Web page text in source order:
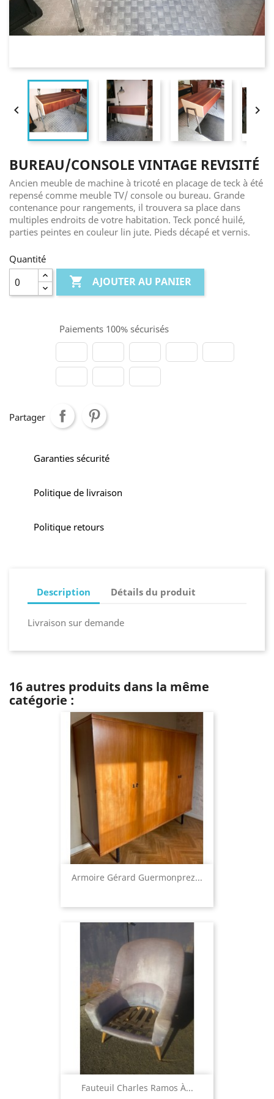
 
BUREAU/CONSOLE VINTAGE REVISITÉ
Ancien meuble de machine à tricoté en placage de teck à été
repensé comme meuble TV/ console ou bureau. Grande
contenance pour rangements, il trouvera sa place dans
multiples endroits de votre habitation. Teck poncé huilé,
parties peintes en couleur lin jute. Pieds décapé et vernis.
Quantité
 AJOUTER AU PANIER
Paiements 100% sécurisés
Partager
Garanties sécurité
Politique de livraison
Politique retours
Description Détails du produit
Livraison sur demande
16 autres produits dans la même
catégorie :
Armoire Gérard Guermonprez...
Fauteuil Charles Ramos À...